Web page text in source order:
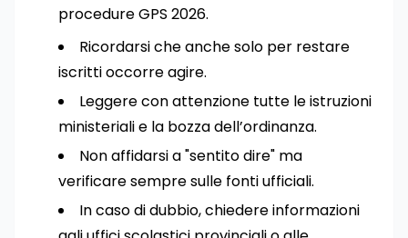
procedure GPS 2026.
Ricordarsi che anche solo per restare
iscritti occorre agire.
Leggere con attenzione tutte le istruzioni
ministeriali e la bozza dell’ordinanza.
Non affidarsi a "sentito dire" ma
verificare sempre sulle fonti ufficiali.
In caso di dubbio, chiedere informazioni